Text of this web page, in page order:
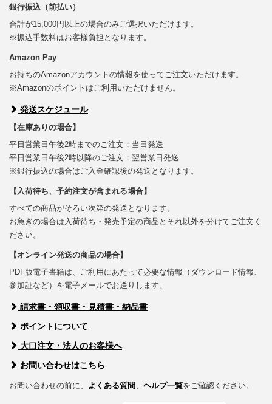
銀行振込（前払い）
合計が15,000円以上の場合のみご選択いただけます。
※振込手数料はお客様負担となります。
Amazon Pay
お持ちのAmazonアカウントの情報を使ってご注文いただけます。
※Amazonのポイントはご利用いただけません。
発送スケジュール
【在庫ありの場合】
平日営業日午後2時までのご注文：当日発送
平日営業日午後2時以降のご注文：翌営業日発送
※銀行振込の場合はご入金確認後の発送となります。
【入荷待ち、予約注文が含まれる場合】
すべての商品がそろい次第の発送となります。
お急ぎの場合は入荷待ち・発売予定の商品とそれ以外を分けてご注文く
ださい。
【オンライン発送の商品の場合】
PDF版電子書籍は、ご利用にあたって必要な情報（ダウンロード情報、
参加証など）を電子メールでお送りします。
請求書・領収書・見積書・納品書
ポイントについて
大口注文・法人のお客様へ
お問い合わせはこちら
お問い合わせの前に、 よくある質問、 ヘルプ一覧をご確認ください。